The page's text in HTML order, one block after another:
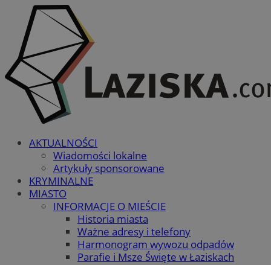
AKTUALNOŚCI
Wiadomości lokalne
Artykuły sponsorowane
KRYMINALNE
MIASTO
INFORMACJE O MIEŚCIE
Historia miasta
Ważne adresy i telefony
Harmonogram wywozu odpadów
Parafie i Msze Święte w Łaziskach